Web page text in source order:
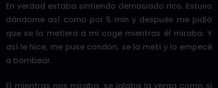
En verdad estaba sintiendo demasiado rico. Estuvo
dándome así como por 5 min y después me pidió
que se la metiera a mi coge mientras él miraba. Y
así le hice, me puse condon, se la metí y lo empecé
a bombear.